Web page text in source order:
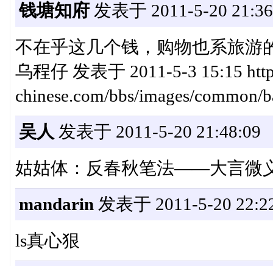
钱塘知府发表于 2011-5-20
不在乎这几个钱，购物也系旅游
乌程仔 发表于 2011-5-3 15:15
chinese.com/bbs/images/
吴人 发表于 2011-5-20 21:48:09
姑姑体：反春秋笔法——大言微
mandarin 发表于 2011-5-20
ls真心狠